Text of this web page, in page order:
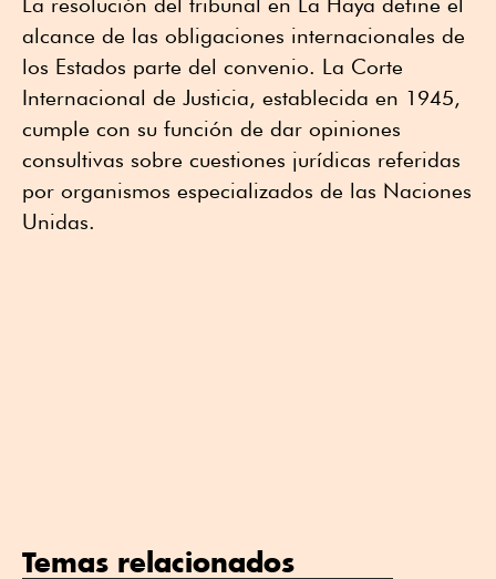
La resolución del tribunal en La Haya define el
alcance de las obligaciones internacionales de
los Estados parte del convenio. La Corte
Internacional de Justicia, establecida en 1945,
cumple con su función de dar opiniones
consultivas sobre cuestiones jurídicas referidas
por organismos especializados de las Naciones
Unidas.
Temas relacionados